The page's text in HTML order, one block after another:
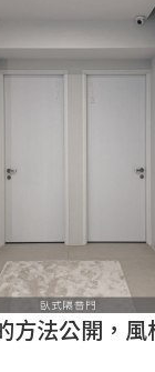
方法公開，